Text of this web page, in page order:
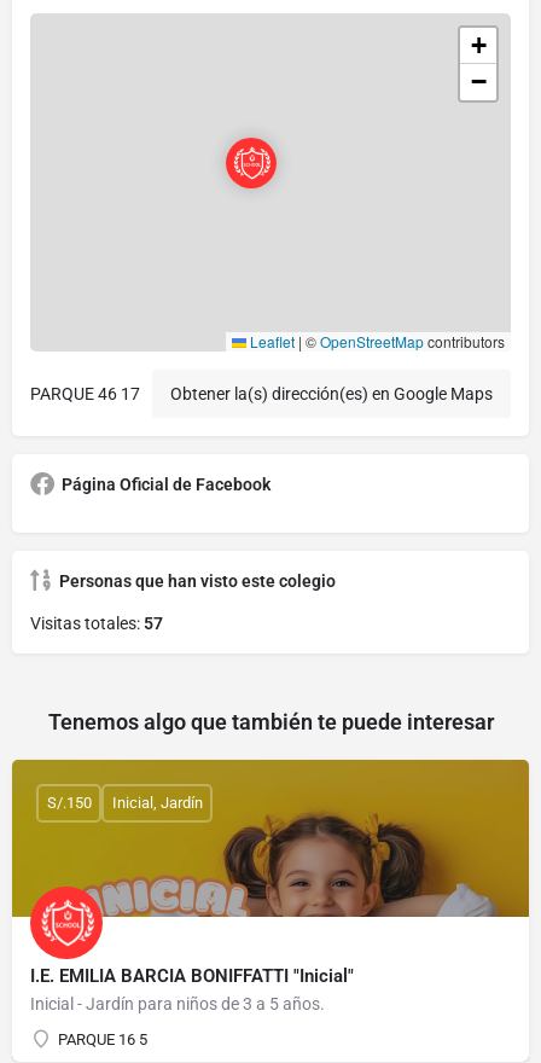
+
−
Leaflet | ©OpenStreetMapcontributors
PARQUE 46 17 Obtener la(s) dirección(es) en Google Maps
Página Oficial de Facebook
Personas que han visto este colegio
Visitas totales: 57
Tenemos algo que también te puede interesar
I.E. EMILIA BARCIA BONIFFATTI "Inicial"
Inicial - Jardín para niños de 3 a 5 años.
PARQUE 16 5
S/.150 Inicial, Jardín